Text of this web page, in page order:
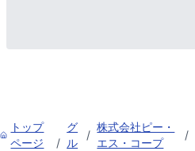
トップ
ページ
/
グ
ル
/
株式会社ピー・
エス・コープ
/